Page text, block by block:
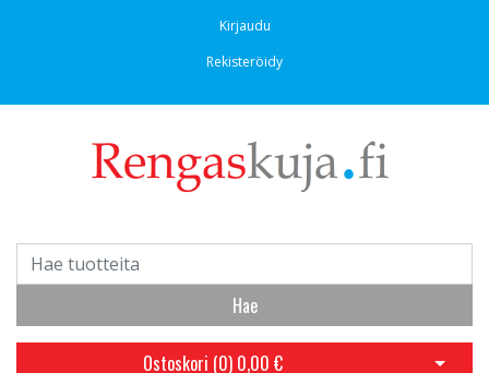
Kirjaudu
Rekisteröidy
Hae
Ostoskori (0) 0,00 € Avaa